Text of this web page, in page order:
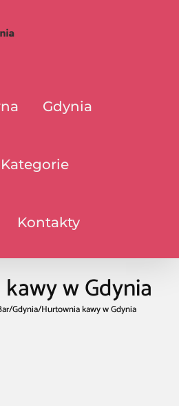
Gdynia
Kategorie
Kontakty
w Gdynia
/Gdynia/Hurtownia kawy w Gdynia